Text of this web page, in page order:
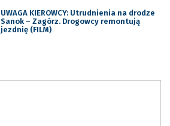
UWAGA KIEROWCY: Utrudnienia na drodze
Sanok – Zagórz. Drogowcy remontują
jezdnię (FILM)